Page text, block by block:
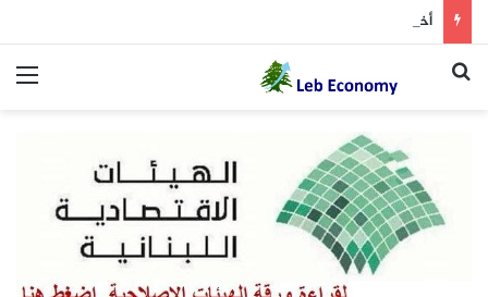
أخطر ما دار داخل غرفة المفاوضات
بحث عن